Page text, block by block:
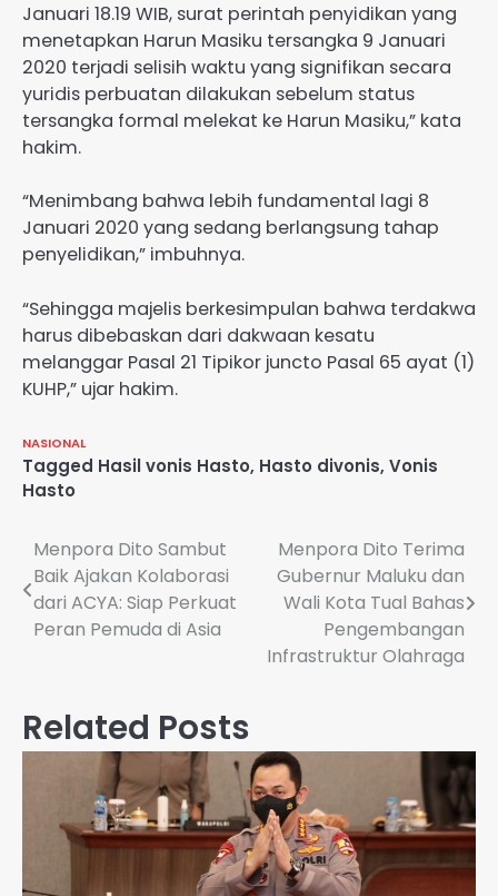
Januari 18.19 WIB, surat perintah penyidikan yang
menetapkan Harun Masiku tersangka 9 Januari
2020 terjadi selisih waktu yang signifikan secara
yuridis perbuatan dilakukan sebelum status
tersangka formal melekat ke Harun Masiku,” kata
hakim.
“Menimbang bahwa lebih fundamental lagi 8
Januari 2020 yang sedang berlangsung tahap
penyelidikan,” imbuhnya.
“Sehingga majelis berkesimpulan bahwa terdakwa
harus dibebaskan dari dakwaan kesatu
melanggar Pasal 21 Tipikor juncto Pasal 65 ayat (1)
KUHP,” ujar hakim.
NASIONAL
Tagged Hasil vonis Hasto, Hasto divonis, Vonis
Hasto
Post
navigation
Menpora Dito Sambut
Baik Ajakan Kolaborasi
dari ACYA: Siap Perkuat
Peran Pemuda di Asia
Menpora Dito Terima
Gubernur Maluku dan
Wali Kota Tual Bahas
Pengembangan
Infrastruktur Olahraga
Related Posts